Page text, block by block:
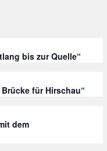
bis zur Quelle“
für Hirschau“
dem